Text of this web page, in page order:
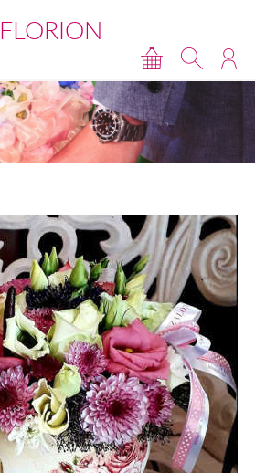
FLORION